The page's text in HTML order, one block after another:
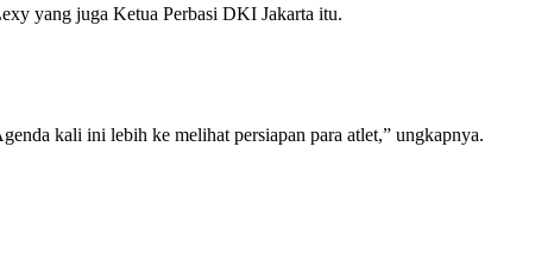
yang juga Ketua Perbasi DKI Jakarta itu.
kali ini lebih ke melihat persiapan para atlet,” ungkapnya.